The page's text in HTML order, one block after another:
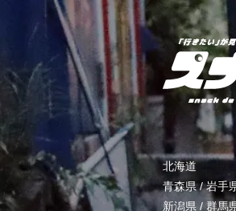
北海道
青森県/岩手
新潟県 / 群馬